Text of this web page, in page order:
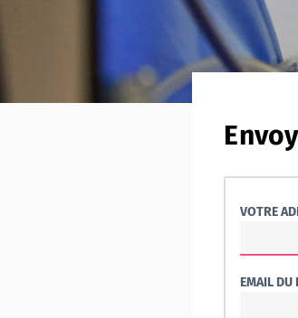
VOTRE
EMAIL DU